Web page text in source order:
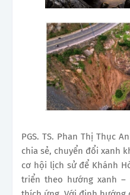
PGS. TS. Phan Thị Thục
chia sẻ, chuyển đổi xanh
cơ hội lịch sử để Khánh
triển theo hướng xanh